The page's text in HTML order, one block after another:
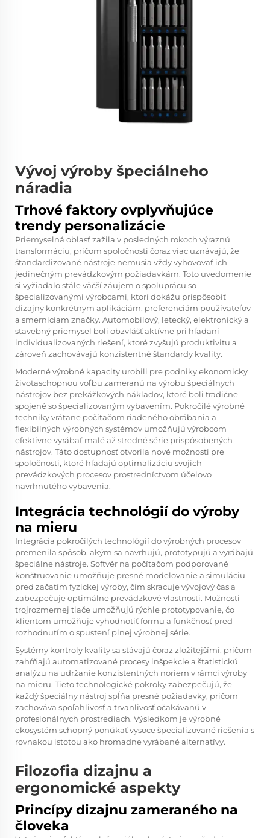
Vývoj výroby špeciálneho
náradia
Trhové faktory ovplyvňujúce
trendy personalizácie
Priemyselná oblasť zažila v posledných rokoch výraznú
transformáciu, pričom spoločnosti čoraz viac uznávajú, že
štandardizované nástroje nemusia vždy vyhovovať ich
jedinečným prevádzkovým požiadavkám. Toto uvedomenie
si vyžiadalo stále väčší záujem o spoluprácu so
špecializovanými výrobcami, ktorí dokážu prispôsobiť
dizajny konkrétnym aplikáciám, preferenciám používateľov
a smerniciam značky. Automobilový, letecký, elektronický a
stavebný priemysel boli obzvlášť aktívne pri hľadaní
individualizovaných riešení, ktoré zvyšujú produktivitu a
zároveň zachovávajú konzistentné štandardy kvality.
Moderné výrobné kapacity urobili pre podniky ekonomicky
životaschopnou voľbu zameranú na výrobu špeciálnych
nástrojov bez prekážkových nákladov, ktoré boli tradične
spojené so špecializovaným vybavením. Pokročilé výrobné
techniky vrátane počítačom riadeného obrábania a
flexibilných výrobných systémov umožňujú výrobcom
efektívne vyrábať malé až stredné série prispôsobených
nástrojov. Táto dostupnosť otvorila nové možnosti pre
spoločnosti, ktoré hľadajú optimalizáciu svojich
prevádzkových procesov prostredníctvom účelovo
navrhnutého vybavenia.
Integrácia technológií do výroby
na mieru
Integrácia pokročilých technológií do výrobných procesov
premenila spôsob, akým sa navrhujú, prototypujú a vyrábajú
špeciálne nástroje. Softvér na počítačom podporované
konštruovanie umožňuje presné modelovanie a simuláciu
pred začatím fyzickej výroby, čím skracuje vývojový čas a
zabezpečuje optimálne prevádzkové vlastnosti. Možnosti
trojrozmernej tlače umožňujú rýchle prototypovanie, čo
klientom umožňuje vyhodnotiť formu a funkčnosť pred
rozhodnutím o spustení plnej výrobnej série.
Systémy kontroly kvality sa stávajú čoraz zložitejšími, pričom
zahŕňajú automatizované procesy inšpekcie a štatistickú
analýzu na udržanie konzistentných noriem v rámci výroby
na mieru. Tieto technologické pokroky zabezpečujú, že
každý špeciálny nástroj spĺňa presné požiadavky, pričom
zachováva spoľahlivosť a trvanlivosť očakávanú v
profesionálnych prostrediach. Výsledkom je výrobné
ekosystém schopný ponúkať vysoce špecializované riešenia s
rovnakou istotou ako hromadne vyrábané alternatívy.
Filozofia dizajnu a
ergonomické aspekty
Princípy dizajnu zameraného na
človeka